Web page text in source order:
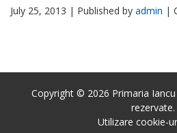
July 25, 2013 | Published by admin |
Copyright © 2026 Primaria
rezervate.
Utilizare cookie-